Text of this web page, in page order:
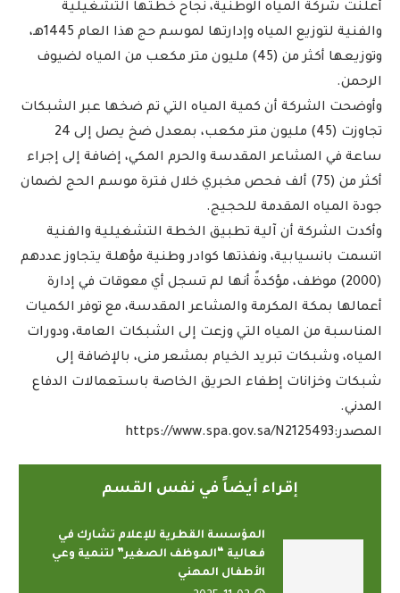
أعلنت شركة المياه الوطنية، نجاح خطتها التشغيلية
والفنية لتوزيع المياه وإدارتها لموسم حج هذا العام 1445هـ،
وتوزيعها أكثر من (45) مليون متر مكعب من المياه لضيوف
الرحمن.
وأوضحت الشركة أن كمية المياه التي تم ضخها عبر الشبكات
تجاوزت (45) مليون متر مكعب، بمعدل ضخ يصل إلى 24
ساعة في المشاعر المقدسة والحرم المكي، إضافة إلى إجراء
أكثر من (75) ألف فحص مخبري خلال فترة موسم الحج لضمان
جودة المياه المقدمة للحجيج.
وأكدت الشركة أن آلية تطبيق الخطة التشغيلية والفنية
اتسمت بانسيابية، ونفذتها كوادر وطنية مؤهلة يتجاوز عددهم
(2000) موظف، مؤكدةً أنها لم تسجل أي معوقات في إدارة
أعمالها بمكة المكرمة والمشاعر المقدسة، مع توفر الكميات
المناسبة من المياه التي وزعت إلى الشبكات العامة، ودورات
المياه، وشبكات تبريد الخيام بمشعر منى، بالإضافة إلى
شبكات وخزانات إطفاء الحريق الخاصة باستعمالات الدفاع
المدني.
المصدر:https://www.spa.gov.sa/N2125493
إقراء أيضاً في نفس القسم
المؤسسة القطرية للإعلام تشارك في
فعالية “الموظف الصغير” لتنمية وعي
الأطفال المهني